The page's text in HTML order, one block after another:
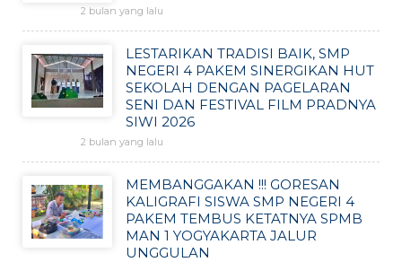
2 bulan yang lalu
LESTARIKAN TRADISI BAIK, SMP
NEGERI 4 PAKEM SINERGIKAN HUT
SEKOLAH DENGAN PAGELARAN
SENI DAN FESTIVAL FILM PRADNYA
SIWI 2026
2 bulan yang lalu
MEMBANGGAKAN !!! GORESAN
KALIGRAFI SISWA SMP NEGERI 4
PAKEM TEMBUS KETATNYA SPMB
MAN 1 YOGYAKARTA JALUR
UNGGULAN